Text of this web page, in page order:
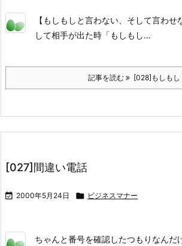
【もしもしと言わない、そして言わ
して相手が出た時「もしもし…
記事を読む [028]もしもし
[027]間違い電話
 2000年5月24日  ビジネスマナー
ちゃんと番号を確認したつもりなんだ